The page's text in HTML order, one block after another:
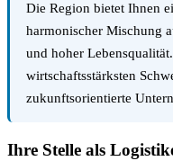
Die Region bietet Ihnen
harmonischer Mischung
und hoher
wirtschaftsstärksten
zukunftsorientierte
Ihre Stelle als